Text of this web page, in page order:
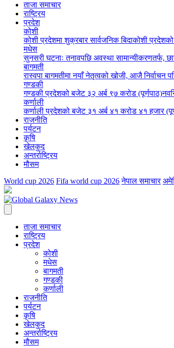
ताजा समाचार
राष्ट्रिय
प्रदेश
कोशी
कोशी प्रदेशमा शुक्रबार सार्वजनिक बिदाकोशी
मधेस
सुनसरी घटनाः तनावपछि अवस्था सामान्यीकरणतर्फ,
बागमती
रास्वपा बागमतीमा नयाँ नेतृत्वको खोजी, आजै निर्वाचन
गण्डकी
गण्डकी प्रदेशको बजेट ३२ अर्ब ९७ करोड (पूर्णपाठ)
कर्णाली
कर्णाली प्रदेशको बजेट ३१ अर्ब ४१ करोड ४१ हजार
राजनीति
पर्यटन
कृषि
खेलकुद
अन्तर्राष्ट्रिय
मौसम
World cup 2026 Fifa world cup 2026 नेपाल समाचार
ताजा समाचार
राष्ट्रिय
प्रदेश
कोशी
मधेस
बागमती
गण्डकी
कर्णाली
राजनीति
पर्यटन
कृषि
खेलकुद
अन्तर्राष्ट्रिय
मौसम